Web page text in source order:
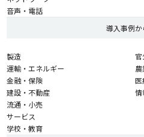
音声・電話
導入事例
製造
運輸・エネルギー
金融・保険
建設・不動産
流通・小売
サービス
学校・教育
医
情